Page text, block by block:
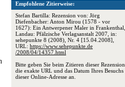
Empfohlene Zitierweise:
Stefan Bartilla: Rezension von: Jörg
Diefenbacher: Anton Mirou (1578 - vor
1627): Ein Antwerpener Maler in Frankenthal,
Landau: Pfälzische Verlagsanstalt 2007, in:
sehepunkte 8 (2008), Nr. 4 [15.04.2008],
URL: https://www.sehepunkte.de
/2008/04/14357.html
Bitte geben Sie beim Zitieren dieser Rezension
die exakte URL und das Datum Ihres Besuchs
dieser Online-Adresse an.